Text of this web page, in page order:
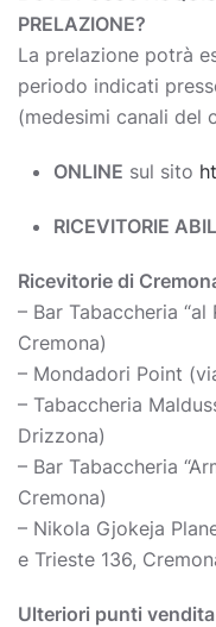
PRELAZIONE?
La prelazione potrà
periodo indicati
(medesimi canali del
ONLINE sul sito
RICEVITORIE
Ricevitorie di
– Bar Tabaccheria “al
Cremona)
– Mondadori Point
– Tabaccheria
Drizzona)
– Bar Tabaccheria
Cremona)
– Nikola Gjokeja
e Trieste 136,
Ulteriori punti